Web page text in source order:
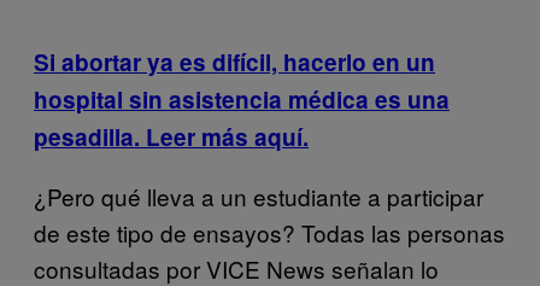
Si abortar ya es difícil, hacerlo en un
hospital sin asistencia médica es una
pesadilla. Leer más aquí.
¿Pero qué lleva a un estudiante a participar
de este tipo de ensayos? Todas las personas
consultadas por VICE News señalan lo